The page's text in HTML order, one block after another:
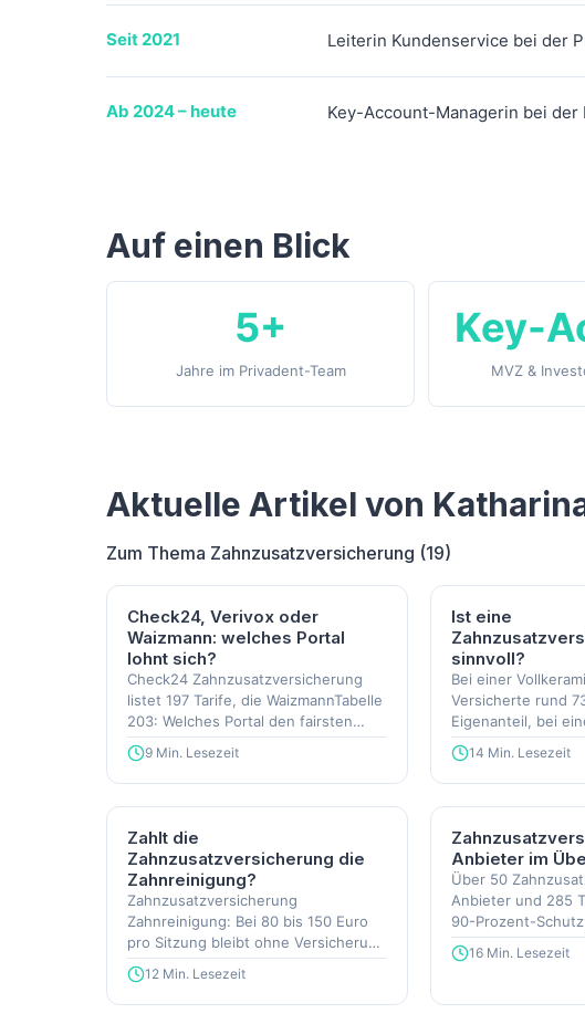
Seit 2021 Leiterin Kundenservice bei der
Ab 2024 – heute Key-Account-Managerin bei
Auf einen Blick
5+
Jahre im Privadent-Team
Key-
MVZ &
Aktuelle Artikel von
Zum Thema Zahnzusatzversicherung (19)
Check24, Verivox oder
Waizmann: welches Portal
lohnt sich?
Check24 Zahnzusatzversicherung
listet 197 Tarife, die WaizmannTabelle
203: Welches Portal den fairsten
Vergleich liefert.
9 Min. Lesezeit
Ist eine
sinnvoll?
Bei einer
Versicherte rund
Eigenanteil, bei
2.000 Euro.
14 Min. Lesezeit
Zahlt die
Zahnzusatzversicherung die
Zahnreinigung?
Zahnzusatzversicherung
Zahnreinigung: Bei 80 bis 150 Euro
pro Sitzung bleibt ohne Versicherung
ein Eigenanteil von bis zu 300 Euro
im Jahr.
12 Min. Lesezeit
Anbieter im
Über 50
Anbieter und 285
90-Prozent-
Euro im Monat
16 Min. Lesezeit